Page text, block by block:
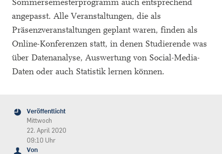
Sommersemesterprogramm auch entsprechend
angepasst. Alle Veranstaltungen, die als
Präsenzveranstaltungen geplant waren, finden als
Online-Konferenzen statt, in denen Studierende was
über Datenanalyse, Auswertung von Social-Media-
Daten oder auch Statistik lernen können.
Veröffentlicht
Mittwoch
22. April 2020
09:10 Uhr
Von